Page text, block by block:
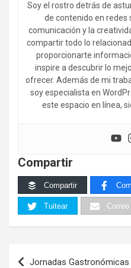
Soy el rostro detrás de
de contenido en redes
comunicación y la
compartir todo lo
proporcionarte
inspire a descubrir lo
ofrecer. Además de mi
soy especialista en
este espacio en línea,
Compartir
Compartir
Tuitear
Navegación
Jornadas Gastronómicas